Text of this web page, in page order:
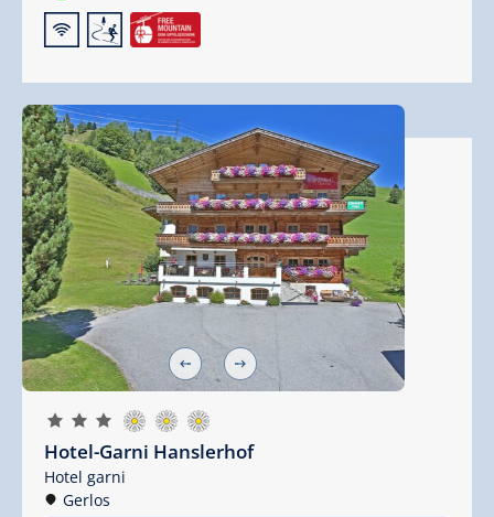
🜉🞷
🞙 🞙 🞙
Hotel-Garni Hanslerhof
Hotel garni
Gerlos